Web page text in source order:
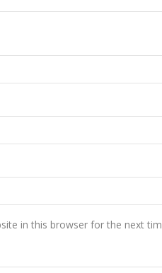
in this browser for the next